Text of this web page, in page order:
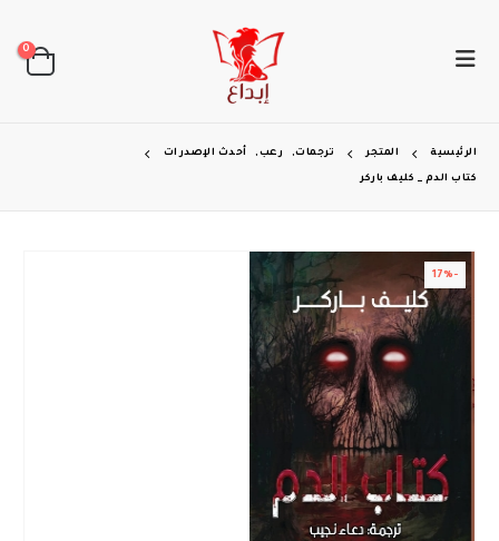
0
الرئيسية المتجر ترجمات, رعب , أحدث الإصدرات
كتاب الدم _ كليف باركر
-17%